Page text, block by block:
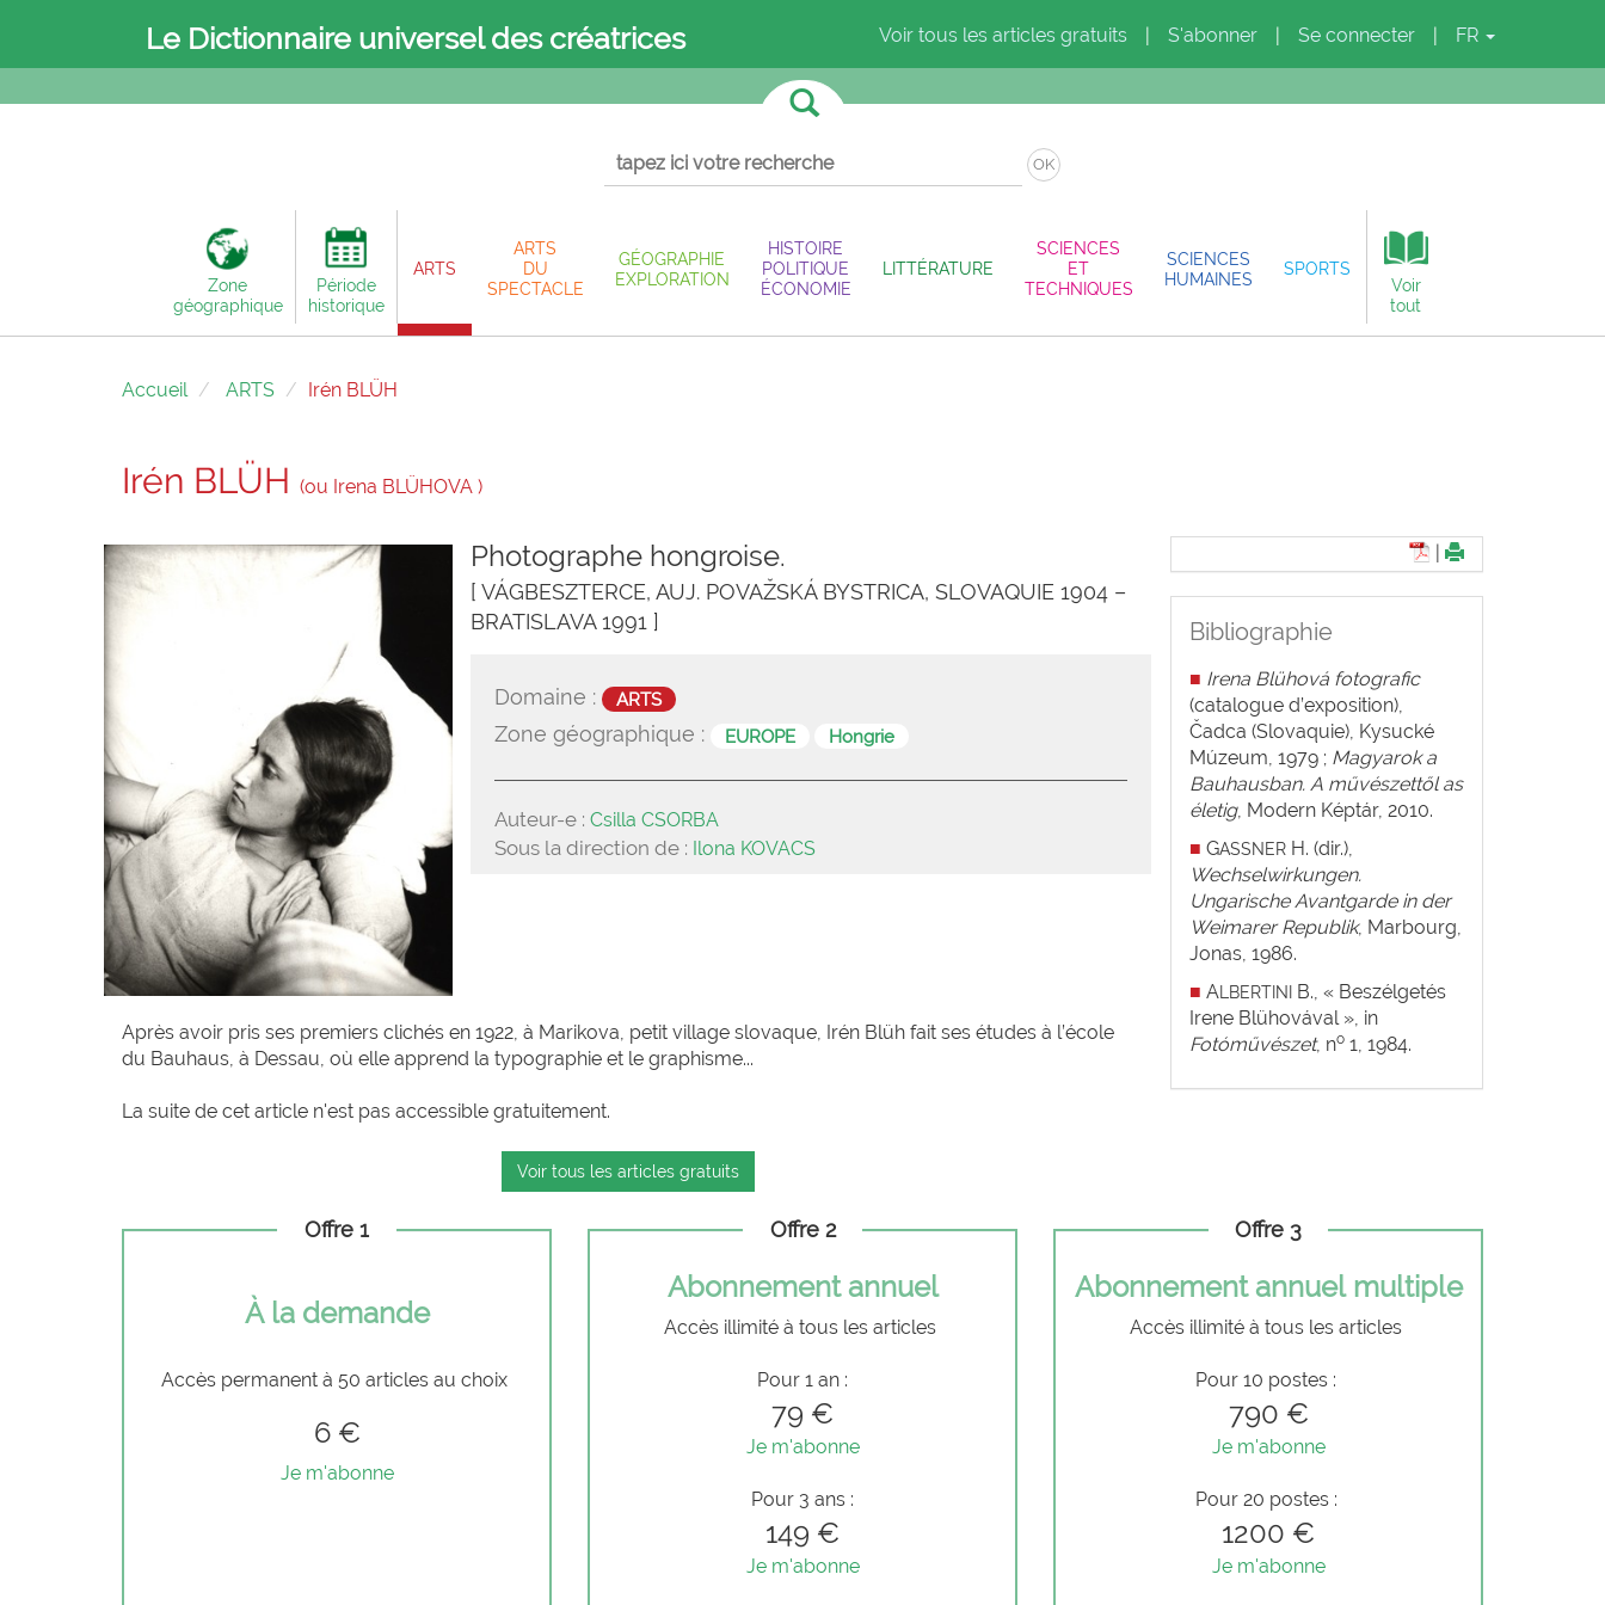
Le Dictionnaire universel des créatrices Voir tous les articles gratuits S'abonner Se connecter FR
OK
Zone
géographique
Période
historique
ARTS
ARTS
DU
SPECTACLE
GÉOGRAPHIE
EXPLORATION
HISTOIRE
POLITIQUE
ÉCONOMIE
LITTÉRATURE
SCIENCES
ET
TECHNIQUES
SCIENCES
HUMAINES
SPORTS
Voir
tout
Accueil ARTS Irén BLÜH
Irén BLÜH (ou Irena BLÜHOVA )
Photographe hongroise.
[ VÁGBESZTERCE, AUJ. POVAŽSKÁ BYSTRICA, SLOVAQUIE 1904 –
BRATISLAVA 1991 ]
Domaine : ARTS
Zone géographique : EUROPE Hongrie
Auteur-e :Csilla CSORBA
Sous la direction de : Ilona KOVACS
Après avoir pris ses premiers clichés en 1922, à Marikova, petit village slovaque, Irén Blüh fait ses études à l’école
du Bauhaus, à Dessau, où elle apprend la typographie et le graphisme...
La suite de cet article n'est pas accessible gratuitement.
Voir tous les articles gratuits
Bibliographie
■ Irena Blühová fotografic
(catalogue d’exposition),
Čadca (Slovaquie), Kysucké
Múzeum, 1979 ; Magyarok a
Bauhausban. A művészettől as
életig, Modern Képtár, 2010.
■ GASSNERH. (dir.),
Wechselwirkungen.
Ungarische Avantgarde in der
Weimarer Republik, Marbourg,
Jonas, 1986.
■ A LBERTINI B., « Beszélgetés
Irene Blühovával », in
Fotóművészet, no1, 1984.
Offre 1
À la demande
Accès permanent à 50 articles au choix
6 €
Je m'abonne
Offre 2
Abonnement annuel
Accès illimité à tous les articles
Pour 1 an :
79 €
Je m'abonne
Pour 3 ans :
149 €
Je m'abonne
Offre 3
Abonnement annuel multiple
Accès illimité à tous les articles
Pour 10 postes :
790 €
Je m'abonne
Pour 20 postes :
1200 €
Je m'abonne